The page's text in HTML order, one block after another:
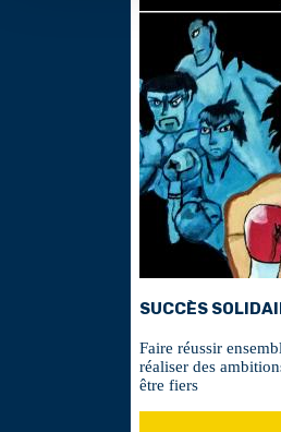
SUCCÈS
Faire réussir
réaliser des
être fiers